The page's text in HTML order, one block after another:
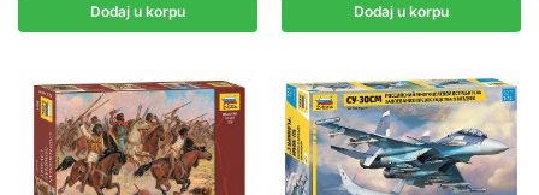
Dodaj u korpu Dodaj u korpu